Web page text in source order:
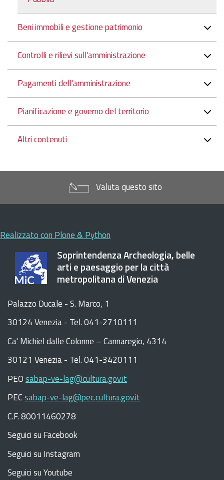
Beni immobili e gestione patrimonio
Controlli e rilievi sull'amministrazione
Pagamenti dell'amministrazione
Pianificazione e governo del territorio
Altri contenuti
Valuta questo sito
Realizzato con Plone & Python
Soprintendenza Archeologia, belle
arti e paesaggio per la città
metropolitana di Venezia
Palazzo Ducale - S. Marco, 1
30124 Venezia - Tel. 041-2710111
Ca' Michiel dalle Colonne – Cannaregio, 4314
30121 Venezia - Tel. 041-3420111
PEOsabap-ve-lag@cultura.gov.it
PECsabap-ve-lag@pec.cultura.gov.it
C.F. 80011460278
Seguici su Facebook
Seguici su Instagram
Seguici su Youtube